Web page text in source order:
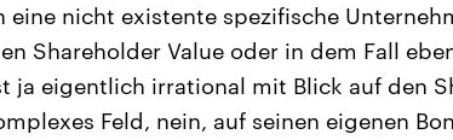
eine nicht existente spezifische
Shareholder Value oder in dem Fall
ja eigentlich irrational mit Blick auf den
Feld, nein, auf seinen eigenen